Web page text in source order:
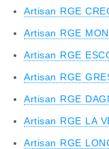
Artisan RGE
Artisan RGE
Artisan RGE
Artisan RGE
Artisan RGE
Artisan RGE LA
Artisan RGE